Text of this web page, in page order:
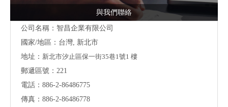
與我們聯絡
公司名稱：智昌企業有限公司
國家/地區：台灣, 新北市
地址： 新北市汐止區保一街35巷1號1 樓
郵遞區號：221
電話：886-2-86486775
傳真：886-2-86486778